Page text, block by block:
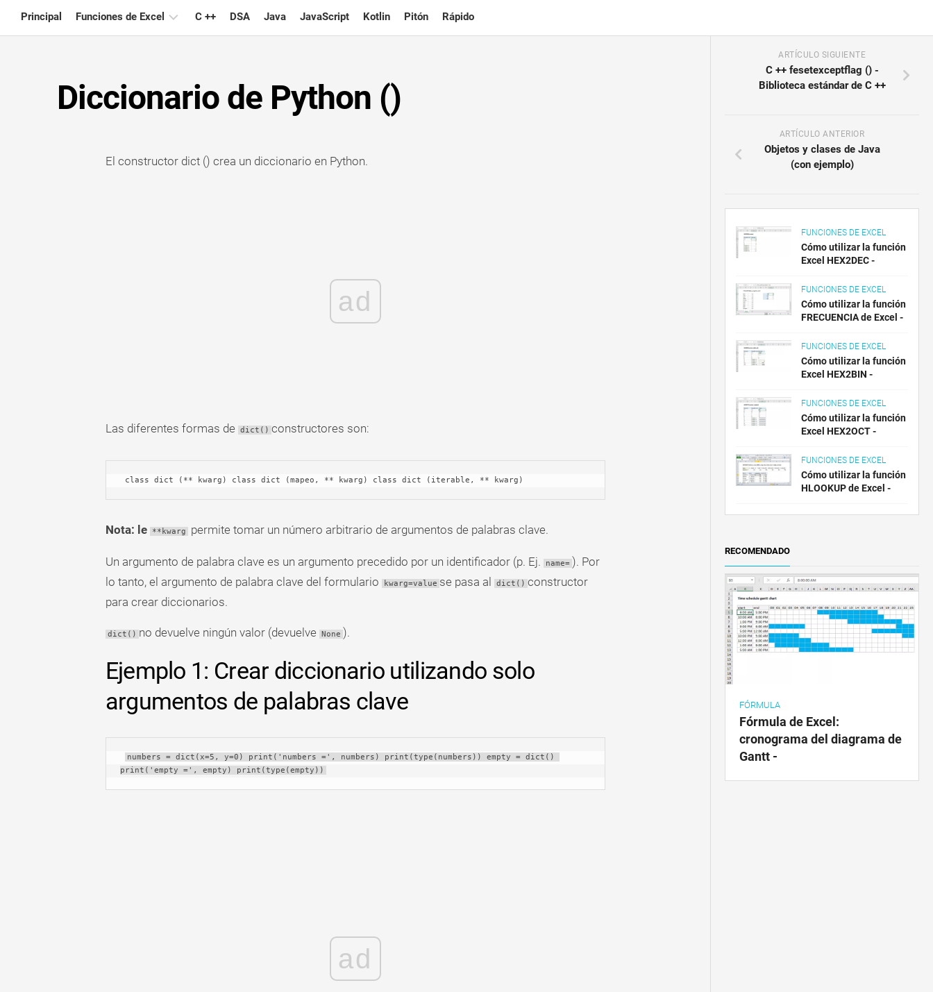
content
Principal Funciones de Excel
Consejos
de
C ++ DSA Java JavaScript Kotlin Pitón Rápido
Diccionario de Python ()
El constructor dict () crea un diccionario en Python.
ad
Las diferentes formas de dict() constructores son:
class dict (** kwarg) class dict (mapeo, ** kwarg) class dict (iterable, ** kwarg)
Nota: le **kwarg permite tomar un número arbitrario de argumentos de palabras clave.
Un argumento de palabra clave es un argumento precedido por un identificador (p. Ej. name= ). Por
lo tanto, el argumento de palabra clave del formulario
kwarg=value se pasa al dict() constructor
para crear diccionarios.
dict() no devuelve ningún valor (devuelve None ).
Ejemplo 1: Crear diccionario utilizando solo
argumentos de palabras clave
numbers = dict(x=5, y=0) print('numbers =', numbers) print(type(numbers)) empty = dict()
print('empty =', empty) print(type(empty))
ad
ARTÍCULO SIGUIENTE
C ++ fesetexceptflag () -
Biblioteca estándar de C ++
ARTÍCULO ANTERIOR
Objetos y clases de Java
(con ejemplo)
FUNCIONES DE EXCEL
Cómo utilizar la función
Excel HEX2DEC -
FUNCIONES DE EXCEL
Cómo utilizar la función
FRECUENCIA de Excel -
FUNCIONES DE EXCEL
Cómo utilizar la función
Excel HEX2BIN -
FUNCIONES DE EXCEL
Cómo utilizar la función
Excel HEX2OCT -
FUNCIONES DE EXCEL
Cómo utilizar la función
HLOOKUP de Excel -
RECOMENDADO
FÓRMULA
Fórmula de Excel:
cronograma del diagrama de
Gantt -